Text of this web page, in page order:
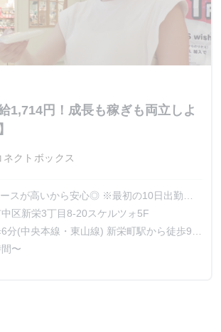
1,714円！成長も稼ぎも両立しよ
クトボックス
スが高いから安心◎ ※最初の10日出勤は
ります。
区新栄3丁目8-20スケルツォ5F
分(中央本線・東山線) 新栄町駅から徒歩9分
〜